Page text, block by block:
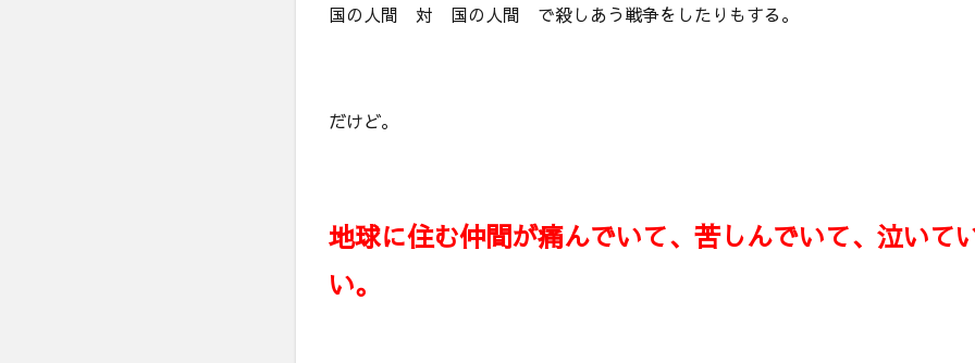
国の人間 対 国の人間 で殺しあう戦争をしたりもする。
だけど。
地球に住む仲間が痛んでいて、苦しんでいて、泣いて
い。